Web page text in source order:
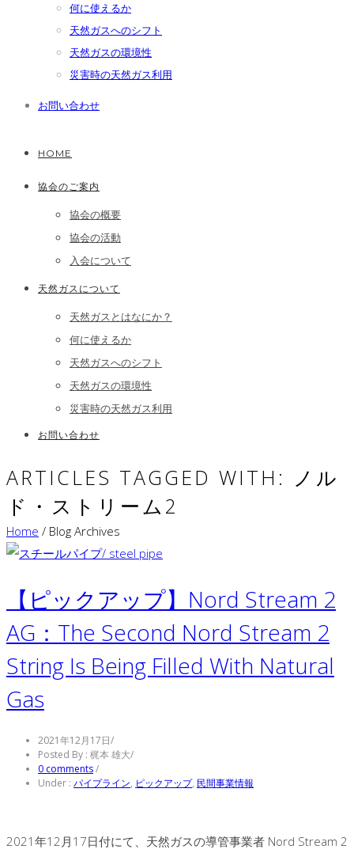
何に使えるか
天然ガスへのシフト
天然ガスの環境性
災害時の天然ガス利用
お問い合わせ
HOME
協会のご案内
協会の概要
協会の活動
入会について
天然ガスについて
天然ガスとはなにか？
何に使えるか
天然ガスへのシフト
天然ガスの環境性
災害時の天然ガス利用
お問い合わせ
ARTICLES TAGGED WITH: ノル
ド・ストリーム2
Home / Blog Archives
【ピックアップ】Nord Stream 2
AG：The Second Nord Stream 2
String Is Being Filled With Natural
Gas
2021年12月17日/
Posted By : 梶本 雄大/
0 comments/
Under : パイプライン, ピックアップ, 民間事業情報
2021年12月17日付にて、天然ガスの導管事業者 Nord Stream 2